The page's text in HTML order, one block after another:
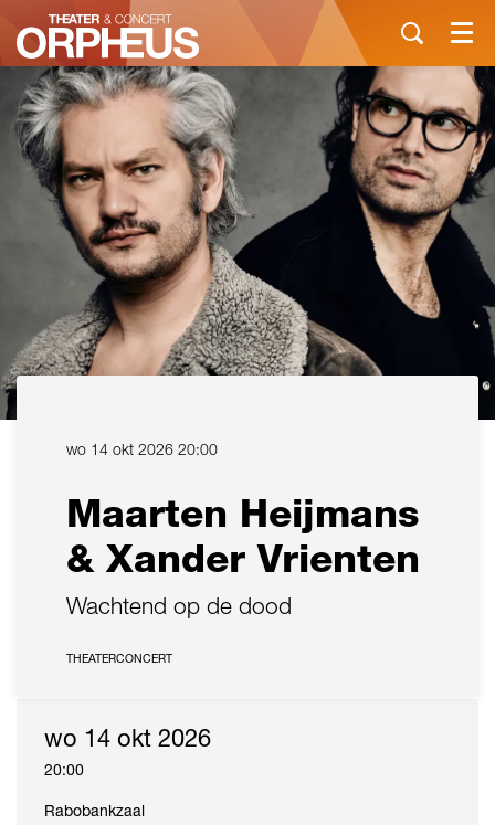
Menu
Maarten Heijmans
& Xander Vrienten
Wachtend op de dood
wo 14 okt 2026 20:00
THEATERCONCERT
wo 14 okt 2026
20:00
Rabobankzaal